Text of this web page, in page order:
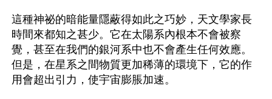
這種神祕的暗能量隱蔽得如此之巧妙，天文學家長
時間來都知之甚少。它在太陽系內根本不會被察
覺，甚至在我們的銀河系中也不會產生任何效應。
但是，在星系之間物質更加稀薄的環境下，它的作
用會超出引力，使宇宙膨脹加速。